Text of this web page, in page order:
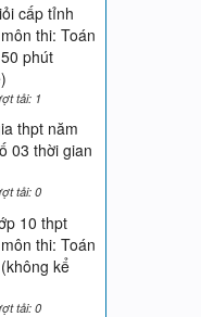
cấp tỉnh
thi: Toán
phút
tải: 1
thpt năm
03 thời gian
tải: 0
10 thpt
thi: Toán
kể
tải: 0